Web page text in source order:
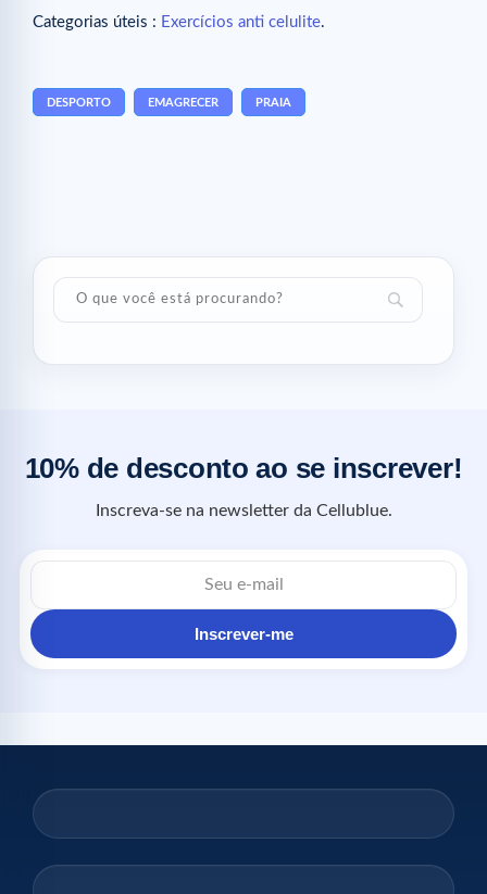
Categorias úteis : Exercícios anti celulite.
DESPORTO EMAGRECER PRAIA
10% de desconto ao se inscrever!
Inscreva-se na newsletter da Cellublue.
Inscrever-me